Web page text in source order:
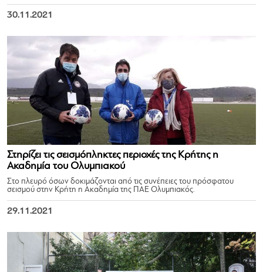
30.11.2021
Στηρίζει τις σεισμόπληκτες περιοχές της Κρήτης η
Ακαδημία του Ολυμπιακού
Στο πλευρό όσων δοκιμάζονται από τις συνέπειες του πρόσφατου
σεισμού στην Κρήτη η Ακαδημία της ΠΑΕ Ολυμπιακός.
29.11.2021